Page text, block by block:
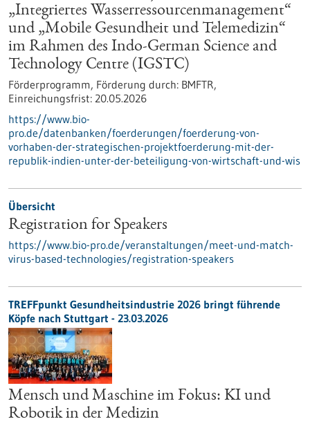
„Integriertes Wasserressourcenmanagement“
und „Mobile Gesundheit und Telemedizin“
im Rahmen des Indo-German Science and
Technology Centre (IGSTC)
Förderprogramm, Förderung durch: BMFTR,
Einreichungsfrist: 20.05.2026
https://www.bio-
pro.de/datenbanken/foerderungen/foerderung-von-
vorhaben-der-strategischen-projektfoerderung-mit-der-
republik-indien-unter-der-beteiligung-von-wirtschaft-und-wis
Übersicht
Registration for Speakers
https://www.bio-pro.de/veranstaltungen/meet-und-match-
virus-based-technologies/registration-speakers
TREFFpunkt Gesundheitsindustrie 2026 bringt führende
Köpfe nach Stuttgart - 23.03.2026
Mensch und Maschine im Fokus: KI und
Robotik in der Medizin